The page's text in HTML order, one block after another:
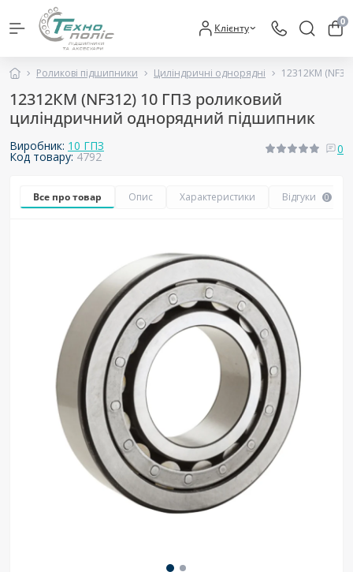
Клієнту 0
Роликові підшипники Циліндричні однорядні 12312КМ
12312КМ (NF312) 10 ГПЗ роликовий
циліндричний однорядний підшипник
Виробник: 10 ГПЗ
Код товару:4792
0
Все про товар Опис Характеристики Відгуки 0